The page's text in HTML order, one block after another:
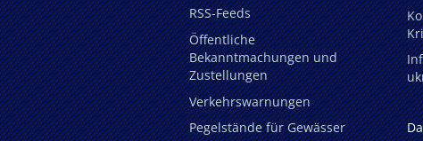
RSS-Feeds
Öffentliche
Bekanntmachungen und
Zustellungen
Verkehrswarnungen
Pegelstände für Gewässer